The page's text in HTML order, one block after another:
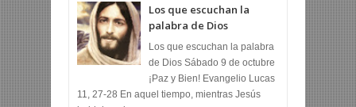
Los que escuchan la
palabra de Dios
Los que escuchan la palabra
de Dios Sábado 9 de octubre
¡Paz y Bien! Evangelio Lucas
11, 27-28 En aquel tiempo, mientras Jesús